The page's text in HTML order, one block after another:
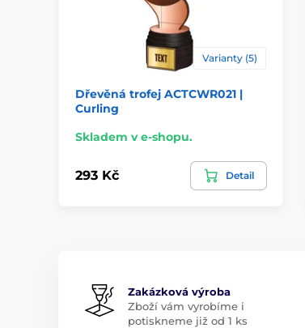
Varianty (5)
Dřevěná trofej ACTCWR021 |
Curling
Skladem v e-shopu.
293 Kč Detail
Zakázková výroba
Zboží vám vyrobíme i
potiskneme již od 1 ks